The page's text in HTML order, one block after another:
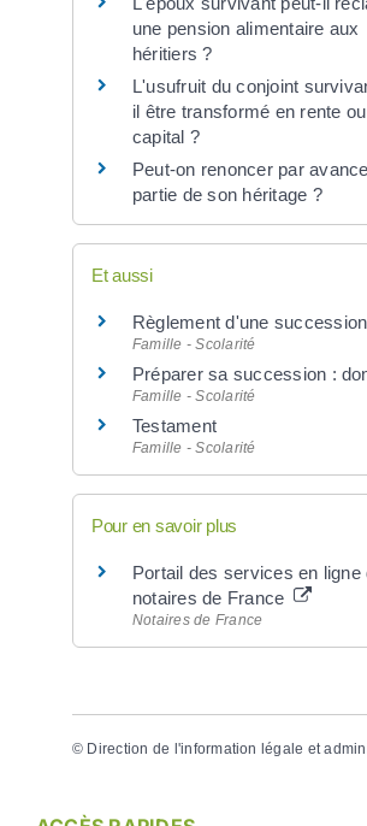
une pension alimentaire aux
héritiers ?
L'usufruit du conjoint
il être transformé en rente
capital ?
Peut-on renoncer par
partie de son héritage ?
Et aussi
Règlement d'une succession
Famille - Scolarité
Préparer sa succession :
Famille - Scolarité
Testament
Famille - Scolarité
Pour en savoir plus
Portail des services en ligne
notaires de France
Notaires de France
© Direction de l'information légale et